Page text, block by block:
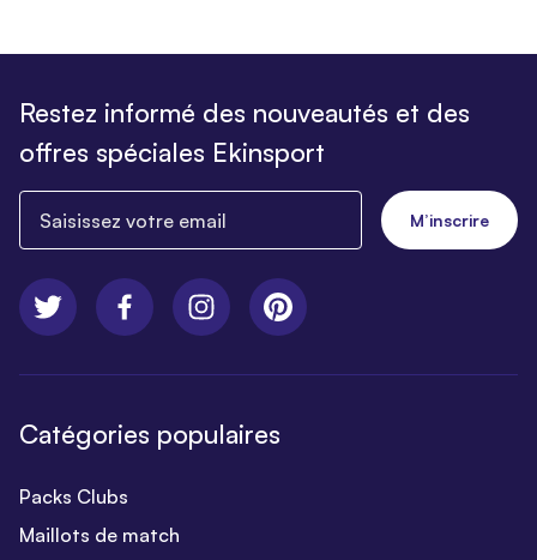
Restez informé des nouveautés et des
offres spéciales Ekinsport
M’inscrire
Catégories populaires
Packs Clubs
Maillots de match